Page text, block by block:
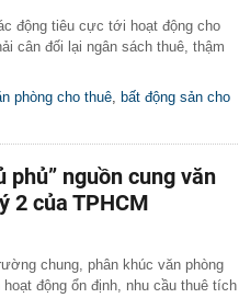
động tiêu cực tới hoạt động cho
cân đối lại ngân sách thuê, thậm
phòng cho thuê bất động sản cho
nguồn cung văn
2 của TPHCM
chung, phân khúc văn phòng
động ổn định, nhu cầu thuê tích